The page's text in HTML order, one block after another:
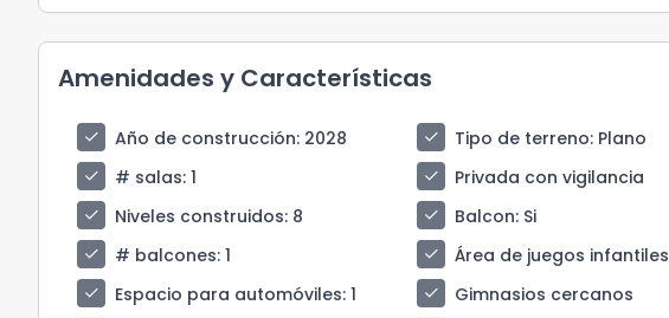
Amenidades y Características
check Año de construcción: 2028 check Tipo de terreno: Plano
check
# salas: 1 check Privada con vigilancia
check
Niveles construidos: 8 check Balcon: Si
check
# balcones: 1 check Área de juegos infantiles
check
Espacio para automóviles: 1 check Gimnasios cercanos